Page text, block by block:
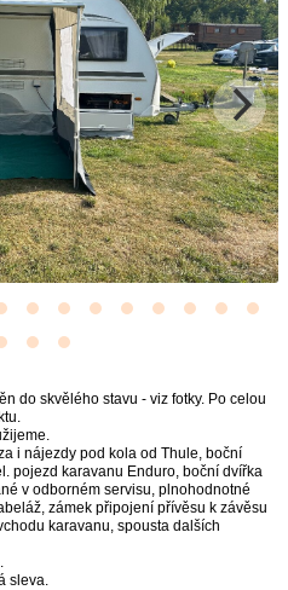
do skvělého stavu - viz fotky. Po celou
i nájezdy pod kola od Thule, boční
pojezd karavanu Enduro, boční dvířka
v odborném servisu, plnohodnotné
zámek připojení přívěsu k závěsu
karavanu, spousta dalších
sleva.